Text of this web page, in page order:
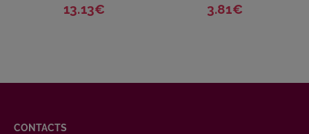
13.13€ 3.81€
CONTACTS